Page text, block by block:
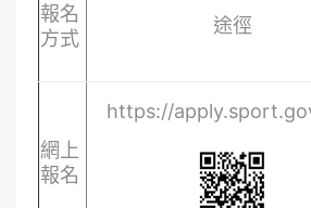
報名
方式
途徑
網上
報名
https://